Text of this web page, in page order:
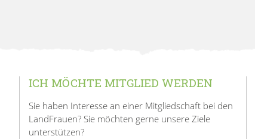
ICH MÖCHTE MITGLIED WERDEN
Sie haben Interesse an einer Mitgliedschaft bei den
LandFrauen? Sie möchten gerne unsere Ziele
unterstützen?